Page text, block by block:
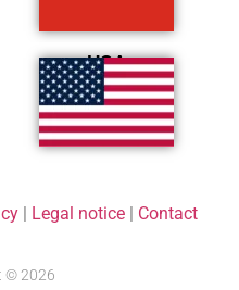
USA
| Legal notice| Contact
© 2026